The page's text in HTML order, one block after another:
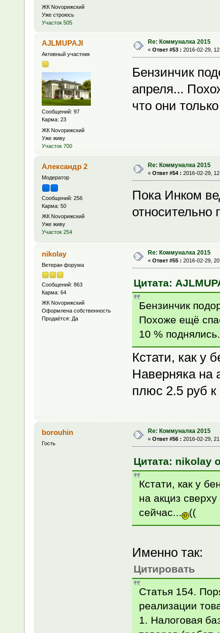
ЖК Novoрижский
Уже строюсь
Участок 505
AJLMUPAJI
Активный участник
Сообщений: 97
Карма: 23
ЖК Novoрижский
Уже живу
Участок 700
Re: Коммуналка 2015
« Ответ #53 : 2016-02-29,
Бензинчик
апреля...
что они
Александр 2
Модератор
Сообщений: 256
Карма: 50
ЖК Novoрижский
Уже живу
Участок 254
Re: Коммуналка 2015
« Ответ #54 : 2016-02-29,
Пока Инком
относительно
nikolay
Ветеран форума
Сообщений: 863
Карма: 64
ЖК Novoрижский
Оформлена собственность
Продаётся: Да
Re: Коммуналка 2015
« Ответ #55 : 2016-02-29,
Цитата:
Бензинчик
Похоже ещё
10 % поднялись.
Кстати, как у
Наверняка на
плюс 2.5 руб
borouhin
Гость
Re: Коммуналка 2015
« Ответ #56 : 2016-02-29,
Цитата: nikolay
Кстати, как у
на акциз
сейчас...
((
Именно так:
Цитировать
Статья 154.
реализации
1. Налоговая